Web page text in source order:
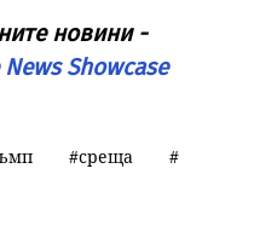
новини -
Showcase
среща